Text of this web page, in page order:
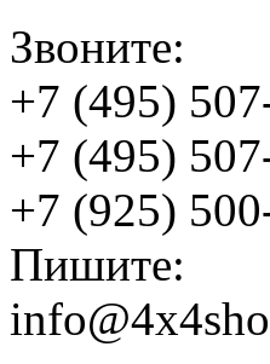
Звоните:
+7 (495)
+7 (495)
+7 (925)
Пишите: